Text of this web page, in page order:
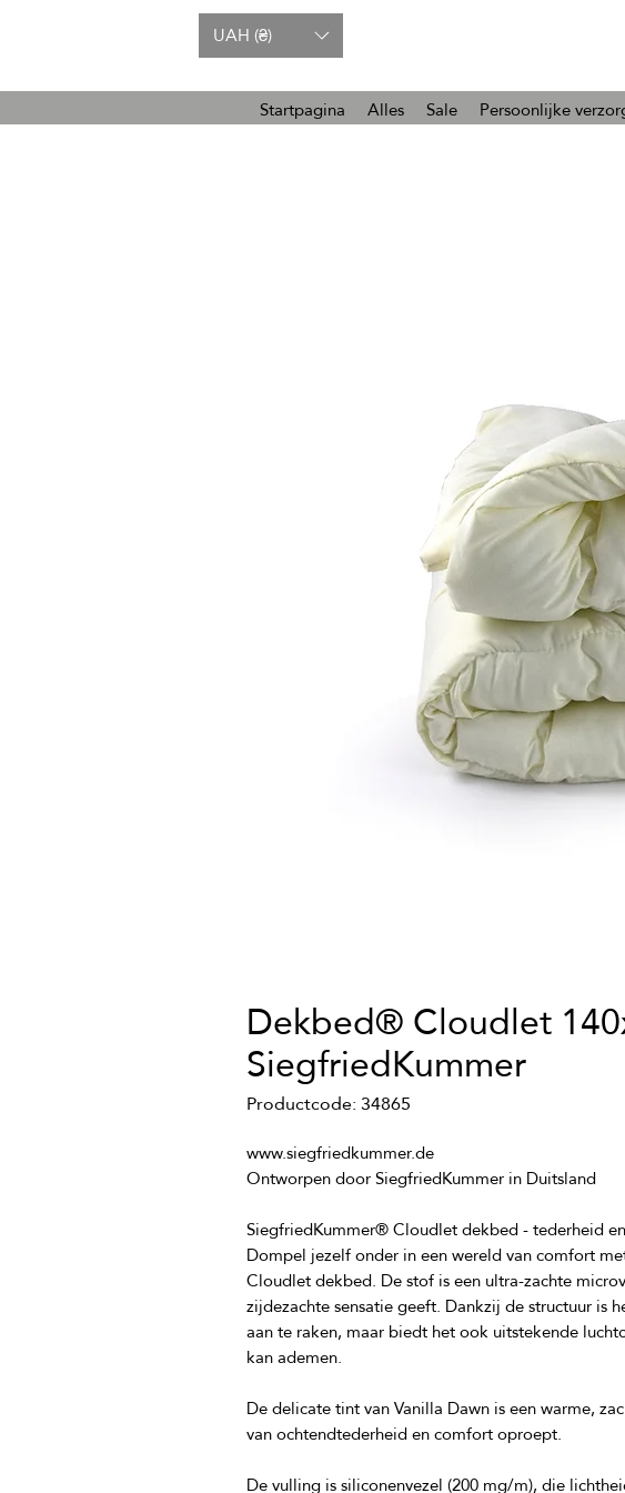
UAH (₴)
Startpagina Alles Sale Persoonlijke
Dekbed® Cloudlet
SiegfriedKummer
Productcode: 34865
Dompel jezelf onder in een wereld van comfort
Cloudlet dekbed. De stof is een ultra-zachte
zijdezachte sensatie geeft. Dankzij de structuur is
aan te raken, maar biedt het ook uitstekende
De delicate tint van Vanilla Dawn is een warme,
De vulling is siliconenvezel (200 mg/m), die